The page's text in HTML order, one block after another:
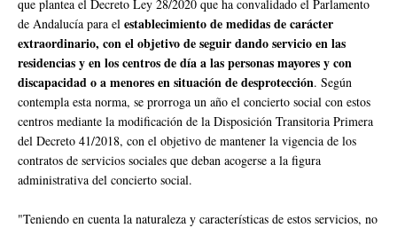
que plantea el Decreto Ley 28/2020 que ha convalidado el Parlamento
de Andalucía para el establecimiento de medidas de carácter
extraordinario, con el objetivo de seguir dando servicio en las
residencias y en los centros de día a las personas mayores y con
discapacidad o a menores en situación de desprotección. Según
contempla esta norma, se prorroga un año el concierto social con estos
centros mediante la modificación de la Disposición Transitoria Primera
del Decreto 41/2018, con el objetivo de mantener la vigencia de los
contratos de servicios sociales que deban acogerse a la figura
administrativa del concierto social.
"Teniendo en cuenta la naturaleza y características de estos servicios, no